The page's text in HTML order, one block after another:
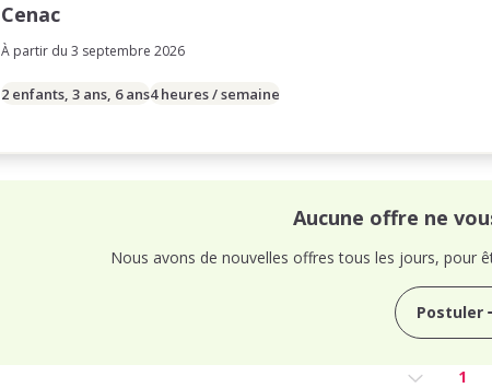
Cenac
À partir du 3 septembre 2026
2 enfants, 3 ans, 6 ans4 heures / semaine
Aucune offre ne
Nous avons de nouvelles offres tous les jours, pour
Postuler
1